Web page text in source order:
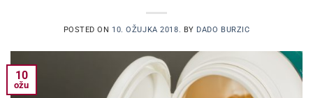
POSTED ON 10. OŽUJKA 2018. BY DADO BURZIC
10
ožu